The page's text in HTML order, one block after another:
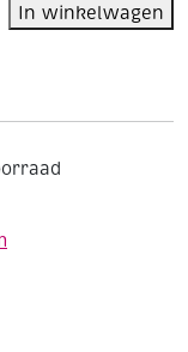
In winkelwagen